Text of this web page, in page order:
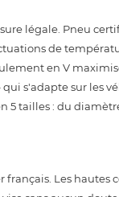
légale. Pneu
de
en V
s'adapte sur les
5 tailles : du
Les hautes